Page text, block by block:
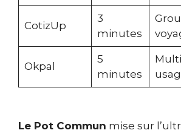
CotizUp
3
minutes
Okpal
5
minutes
Le Pot Commun mise sur